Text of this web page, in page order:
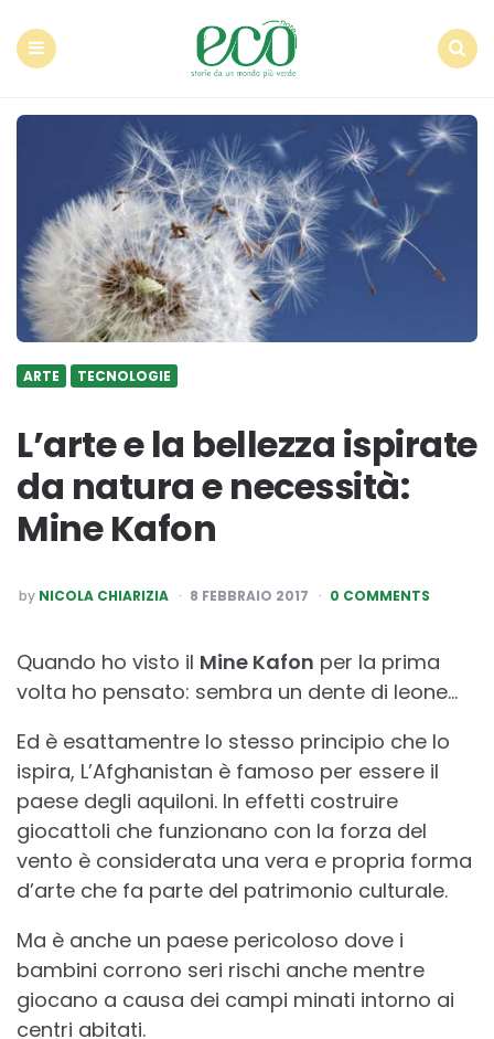
ARTE TECNOLOGIE
L’arte e la bellezza ispirate
da natura e necessità:
Mine Kafon
POSTED
BY
by NICOLA CHIARIZIA 8 FEBBRAIO 2017 0 COMMENTS
Quando ho visto il Mine Kafon per la prima
volta ho pensato: sembra un dente di leone…
Ed è esattamentre lo stesso principio che lo
ispira, L’Afghanistan è famoso per essere il
paese degli aquiloni. In effetti costruire
giocattoli che funzionano con la forza del
vento è considerata una vera e propria forma
d’arte che fa parte del patrimonio culturale.
Ma è anche un paese pericoloso dove i
bambini corrono seri rischi anche mentre
giocano a causa dei campi minati intorno ai
centri abitati.